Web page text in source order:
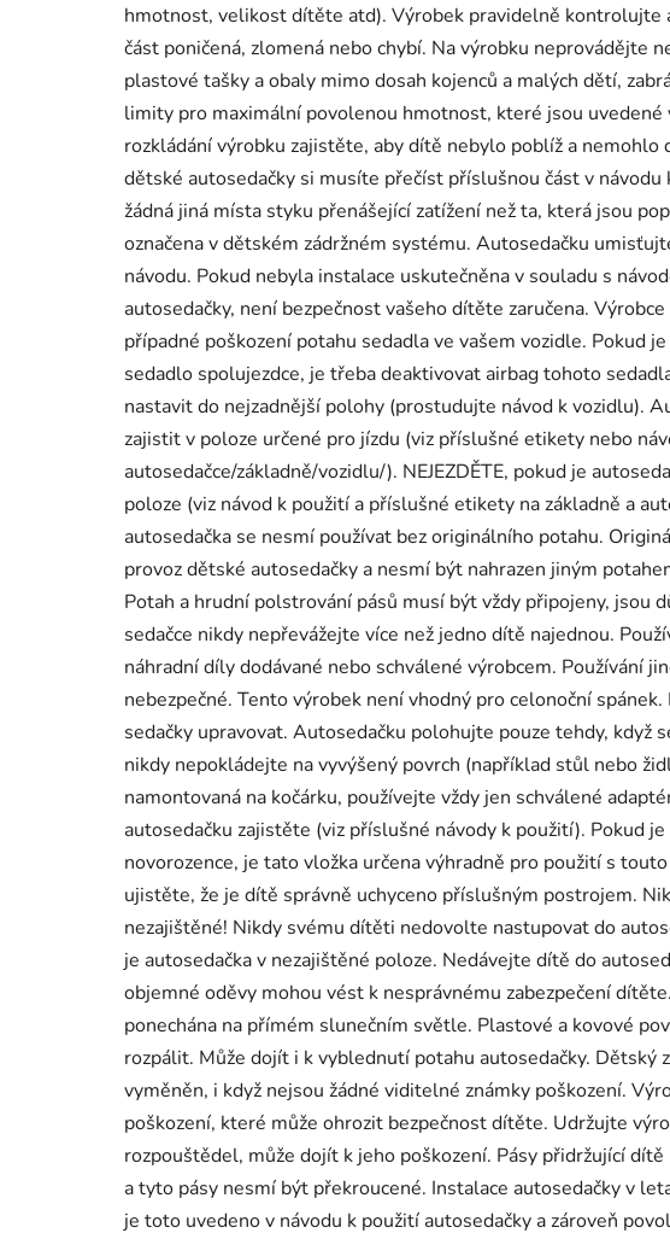
hmotnost, velikost dítěte atd). Výrobek pravidelně kontrolujte
část poničená, zlomená nebo chybí. Na výrobku neprovádějte
plastové tašky a obaly mimo dosah kojenců a malých dětí,
limity pro maximální povolenou hmotnost, které jsou uvedené
rozkládání výrobku zajistěte, aby dítě nebylo poblíž a
dětské autosedačky si musíte přečíst příslušnou část v
žádná jiná místa styku přenášející zatížení než ta, která jsou
označena v dětském zádržném systému. Autosedačku
návodu. Pokud nebyla instalace uskutečněna v souladu s
autosedačky, není bezpečnost vašeho dítěte zaručena.
případné poškození potahu sedadla ve vašem vozidle. Pokud
sedadlo spolujezdce, je třeba deaktivovat airbag tohoto
nastavit do nejzadnější polohy (prostudujte návod k vozidlu).
zajistit v poloze určené pro jízdu (viz příslušné etikety nebo
autosedačce/základně/vozidlu/). NEJEZDĚTE, pokud je
poloze (viz návod k použití a příslušné etikety na základně a
autosedačka se nesmí používat bez originálního potahu.
provoz dětské autosedačky a nesmí být nahrazen jiným
Potah a hrudní polstrování pásů musí být vždy připojeny, jsou
sedačce nikdy nepřevážejte více než jedno dítě najednou.
náhradní díly dodávané nebo schválené výrobcem. Používání
nebezpečné. Tento výrobek není vhodný pro celonoční
sedačky upravovat. Autosedačku polohujte pouze tehdy, když
nikdy nepokládejte na vyvýšený povrch (například stůl nebo
namontovaná na kočárku, používejte vždy jen schválené
autosedačku zajistěte (viz příslušné návody k použití). Pokud
novorozence, je tato vložka určena výhradně pro použití s
ujistěte, že je dítě správně uchyceno příslušným postrojem.
nezajištěné! Nikdy svému dítěti nedovolte nastupovat do
je autosedačka v nezajištěné poloze. Nedávejte dítě do
objemné oděvy mohou vést k nesprávnému zabezpečení
ponechána na přímém slunečním světle. Plastové a kovové
rozpálit. Může dojít i k vyblednutí potahu autosedačky. Dětský
vyměněn, i když nejsou žádné viditelné známky poškození.
poškození, které může ohrozit bezpečnost dítěte. Udržujte
rozpouštědel, může dojít k jeho poškození. Pásy přidržující
a tyto pásy nesmí být překroucené. Instalace autosedačky v
je toto uvedeno v návodu k použití autosedačky a zároveň